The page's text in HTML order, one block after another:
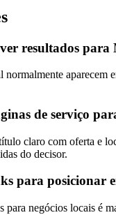
resultados
aparecem
de serviço
claro com oferta e
do decisor.
para posicionar
para negócios locais é